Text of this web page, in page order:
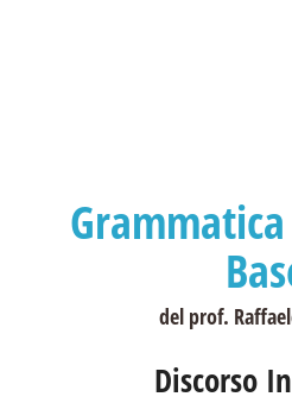
del prof.
Discorso